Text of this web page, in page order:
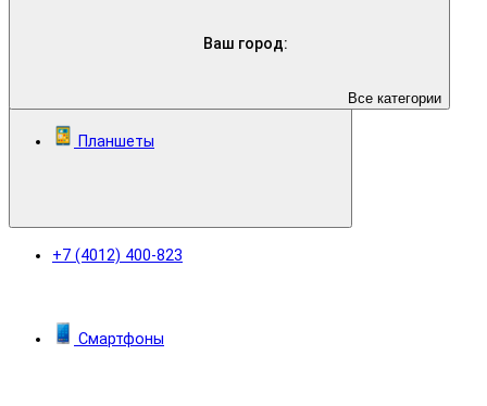
Ваш город:
+7 (4012) 400-823
Все категории
Планшеты
Смартфоны